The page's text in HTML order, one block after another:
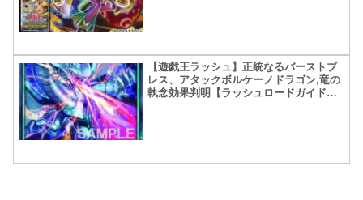
【遊戯王ラッシュ】正統なるバーストブ
レス、アタックボルケーノドラゴン,竜の
執念効果判明【ラッシュロードガイド付